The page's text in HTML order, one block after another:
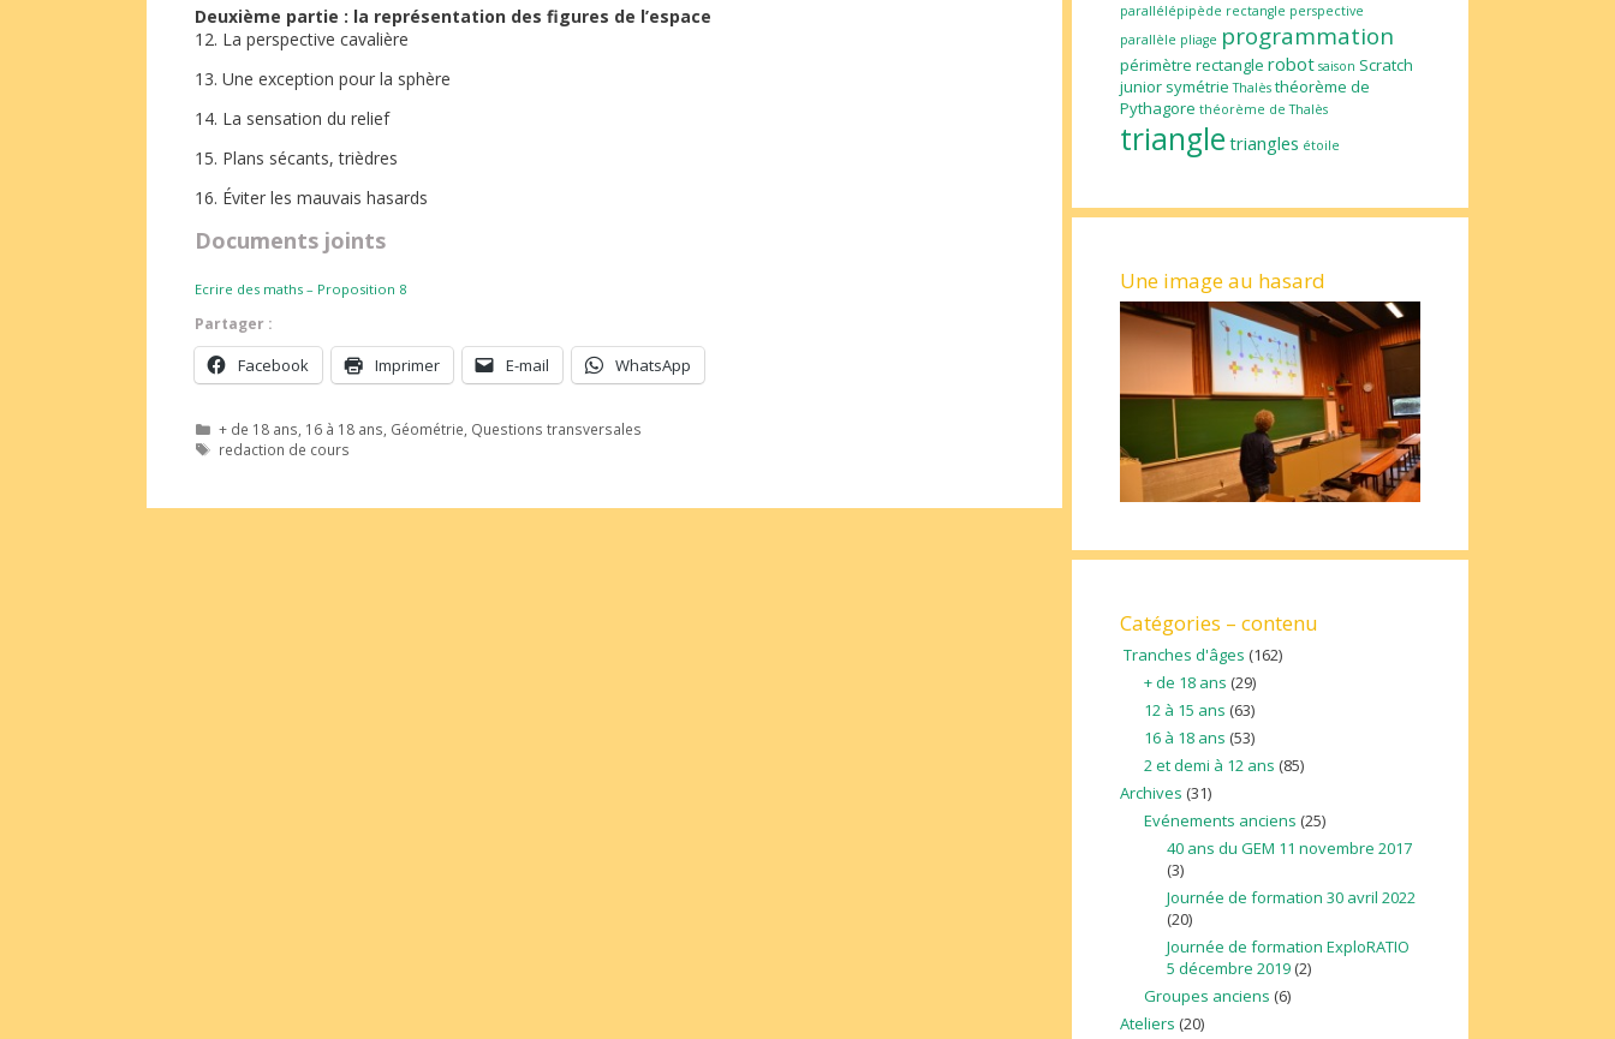
Deuxième partie : la représentation des figures de l’espace
12. La perspective cavalière
13. Une exception pour la sphère
14. La sensation du relief
15. Plans sécants, trièdres
16. Éviter les mauvais hasards
Documents joints
Ecrire des maths – Proposition 8
Partager :
Facebook Imprimer E-mail WhatsApp
Catégories
+ de 18 ans, 16 à 18 ans, Géométrie, Questions transversales
Étiquettes
redaction de cours
parallélépipède rectangle perspective
parallèle pliage programmation
périmètre rectangle robot saison Scratch
junior symétrie Thalès théorème de
Pythagore théorème de Thalès
triangle triangles étoile
Une image au hasard
Catégories – contenu
Tranches d'âges (162)
+ de 18 ans (29)
12 à 15 ans (63)
16 à 18 ans (53)
2 et demi à 12 ans (85)
Archives (31)
Evénements anciens (25)
40 ans du GEM 11 novembre 2017
(3)
Journée de formation 30 avril 2022
(20)
Journée de formation ExploRATIO
5 décembre 2019 (2)
Groupes anciens (6)
Ateliers (20)